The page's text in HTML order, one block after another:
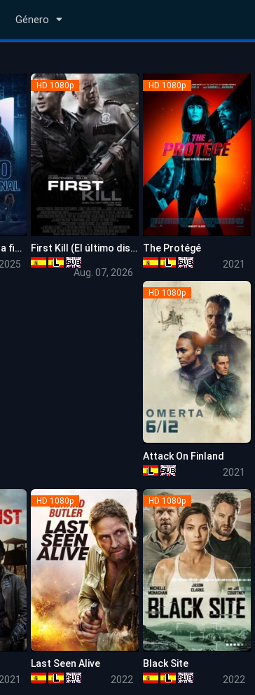
Género
Crypto: La apuesta final (Cold Wallet)
HD 1080p
First Kill (El último disparo)
Aug. 07, 2026
HD 1080p
The Protégé
2021
HD 1080p
Attack On Finland
2021
2021
HD 1080p
Last Seen Alive
2022
HD 1080p
Black Site
2022